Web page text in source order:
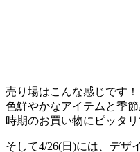
売り場はこんな感じです！
色鮮やかなアイテムと季
時期のお買い物にピッタ
そして4/26(日)には、デザ